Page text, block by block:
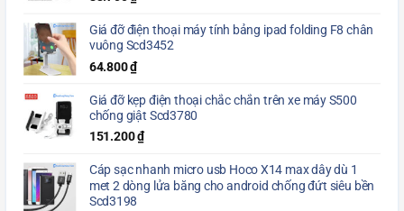
Giá đỡ điện thoại máy tính bảng ipad folding F8 chân
vuông Scd3452
64.800₫
Giá đỡ kẹp điện thoại chắc chắn trên xe máy S500
chống giật Scd3780
151.200₫
Cáp sạc nhanh micro usb Hoco X14 max dây dù 1
met 2 dòng lửa băng cho android chống đứt siêu bền
Scd3198